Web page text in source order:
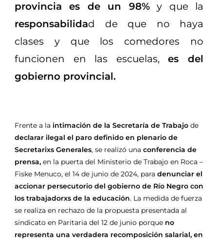
provincia es de un 98%y que la
responsabilidad de que no haya
clases y que los comedores no
funcionen en las escuelas,es del
gobierno provincial.
Frente a la intimación de la Secretaría de Trabajo de
declarar ilegal el paro definido en plenario de
Secretarixs Generales, se realizó una conferencia de
prensa, en la puerta del Ministerio de Trabajo en Roca –
Fiske Menuco, el 14 de junio de 2024, para denunciar el
accionar persecutorio del gobierno de Río Negro con
los trabajadorxs de la educación. La medida de fuerza
se realiza en rechazo de la propuesta presentada al
sindicato en Paritaria del 12 de junio porque no
representa una verdadera recomposición salarial, en